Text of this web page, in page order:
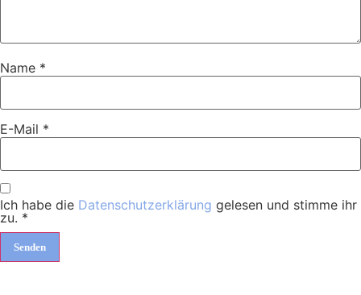
Name *
E-Mail *
Ich habe die Datenschutzerklärung gelesen und stimme ihr
zu. *